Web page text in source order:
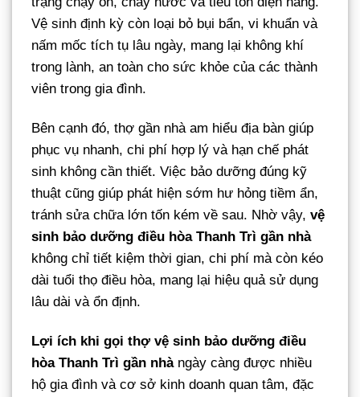
Vệ sinh định kỳ còn loại bỏ bụi bẩn, vi khuẩn và
nấm mốc tích tụ lâu ngày, mang lại không khí
trong lành, an toàn cho sức khỏe của các thành
viên trong gia đình.
Bên cạnh đó, thợ gần nhà am hiểu địa bàn giúp
phục vụ nhanh, chi phí hợp lý và hạn chế phát
sinh không cần thiết. Việc bảo dưỡng đúng kỹ
thuật cũng giúp phát hiện sớm hư hỏng tiềm ẩn,
tránh sửa chữa lớn tốn kém về sau. Nhờ vậy, vệ
sinh bảo dưỡng điều hòa Thanh Trì gần nhà
không chỉ tiết kiệm thời gian, chi phí mà còn kéo
dài tuổi thọ điều hòa, mang lại hiệu quả sử dụng
lâu dài và ổn định.
Lợi ích khi gọi thợ vệ sinh bảo dưỡng điều
hòa Thanh Trì gần nhàngày càng được nhiều
hộ gia đình và cơ sở kinh doanh quan tâm, đặc